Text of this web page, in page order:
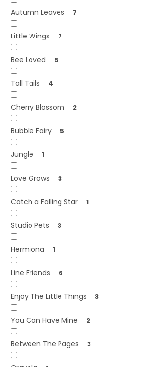
Autumn Leaves 7
Little Wings 7
Bee Loved 5
Tall Tails 4
Cherry Blossom 2
Bubble Fairy 5
Jungle 1
Love Grows 3
Catch a Falling Star 1
Studio Pets 3
Hermiona 1
Line Friends 6
Enjoy The Little Things 3
You Can Have Mine 2
Between The Pages 3